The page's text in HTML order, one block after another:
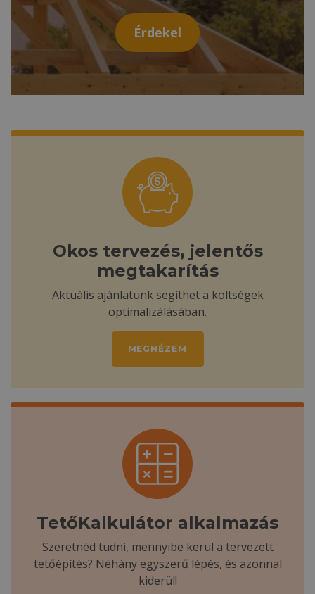
Érdekel
Okos tervezés, jelentős
megtakarítás
Aktuális ajánlatunk segíthet a költségek
optimalizálásában.
MEGNÉZEM
TetőKalkulátor alkalmazás
Szeretnéd tudni, mennyibe kerül a tervezett
tetőépítés? Néhány egyszerű lépés, és azonnal
kiderül!